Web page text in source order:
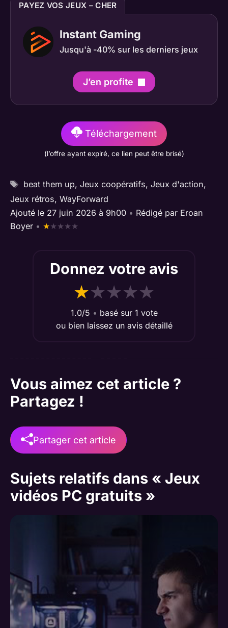
PAYEZ VOS JEUX – CHER
Instant Gaming
Jusqu'à -40% sur les derniers jeux
J’en profite
Téléchargement
(l’offre ayant expiré, ce lien peut être brisé)
Étiquettes
beat them up, Jeux coopératifs, Jeux d'action,
Jeux rétros, WayForward
Ajouté le 27 juin 2026 à 9h00 • Rédigé par Eroan
Boyer • ★★★★★
Donnez votre avis
★★★★★
1.0/5 • basé sur 1 vote
ou bien laissez un avis détaillé
Vous aimez cet article ?
Partagez !
Partager cet article
Sujets relatifs dans « Jeux
vidéos PC gratuits »